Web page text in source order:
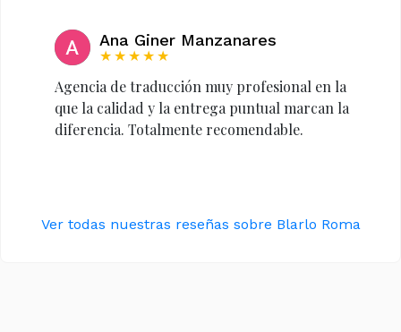
Ana Giner Manzanares
★★★★★
Agencia de traducción muy profesional en la
que la calidad y la entrega puntual marcan la
diferencia. Totalmente recomendable.
Ver todas nuestras reseñas sobre Blarlo Roma